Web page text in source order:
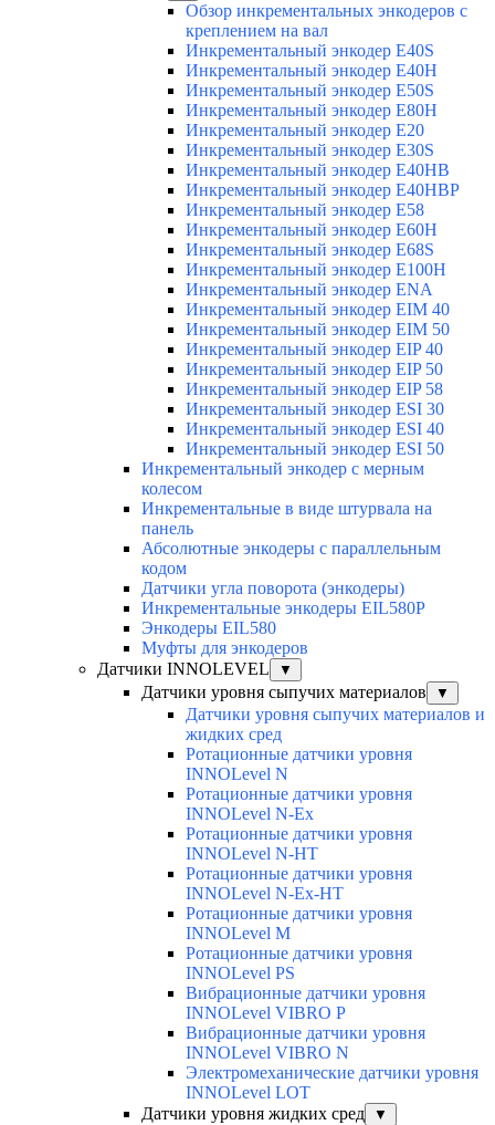
Обзор инкрементальных энкодеров с
креплением на вал
Инкрементальный энкодер E40S
Инкрементальный энкодер E40H
Инкрементальный энкодер E50S
Инкрементальный энкодер E80H
Инкрементальный энкодер E20
Инкрементальный энкодер E30S
Инкрементальный энкодер E40HB
Инкрементальный энкодер E40HBP
Инкрементальный энкодер E58
Инкрементальный энкодер E60H
Инкрементальный энкодер E68S
Инкрементальный энкодер E100H
Инкрементальный энкодер ENA
Инкрементальный энкодер EIM 40
Инкрементальный энкодер EIM 50
Инкрементальный энкодер EIP 40
Инкрементальный энкодер EIP 50
Инкрементальный энкодер EIP 58
Инкрементальный энкодер ESI 30
Инкрементальный энкодер ESI 40
Инкрементальный энкодер ESI 50
Инкрементальный энкодер с мерным
колесом
Инкрементальные в виде штурвала на
панель
Абсолютные энкодеры с параллельным
кодом
Датчики угла поворота (энкодеры)
Инкрементальные энкодеры EIL580P
Энкодеры EIL580
Муфты для энкодеров
Датчики INNOLEVEL
▼
Датчики уровня сыпучих материалов ▼
Датчики уровня сыпучих материалов и
жидких сред
Ротационные датчики уровня
INNOLevel N
Ротационные датчики уровня
INNOLevel N-Ex
Ротационные датчики уровня
INNOLevel N-HT
Ротационные датчики уровня
INNOLevel N-Ex-HT
Ротационные датчики уровня
INNOLevel M
Ротационные датчики уровня
INNOLevel PS
Вибрационные датчики уровня
INNOLevel VIBRO P
Вибрационные датчики уровня
INNOLevel VIBRO N
Электромеханические датчики уровня
INNOLevel LOT
Датчики уровня жидких сред
▼